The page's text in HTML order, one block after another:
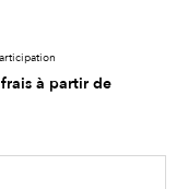
à partir de